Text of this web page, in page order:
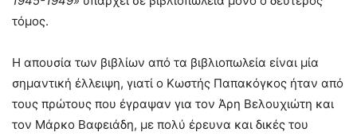
τόμος.
Η απουσία των βιβλίων από τα βιβλιοπωλεία είναι μία
σημαντική έλλειψη, γιατί ο Κωστής Παπακόγκος ήταν από
τους πρώτους που έγραψαν για τον Άρη Βελουχιώτη και
τον Μάρκο Βαφειάδη, με πολύ έρευνα και δικές του